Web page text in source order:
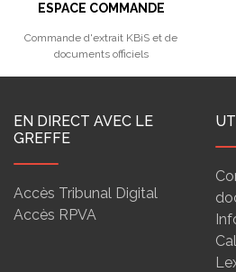
ESPACE COMMANDE
Commande d'extrait KBiS et de
documents officiels
EN DIRECT AVEC LE
GREFFE
Accès Tribunal Digital
Accès RPVA